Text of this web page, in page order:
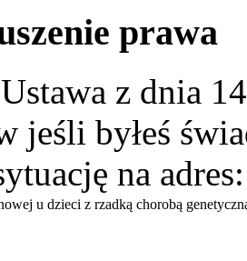
prawa
z dnia
jeśli byłeś
na
u dzieci z rzadką chorobą